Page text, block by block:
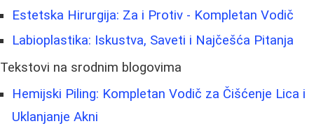
Estetska Hirurgija: Za i Protiv - Kompletan Vodič
Labioplastika: Iskustva, Saveti i Najčešća Pitanja
Tekstovi na srodnim blogovima
Hemijski Piling: Kompletan Vodič za Čišćenje Lica i
Uklanjanje Akni